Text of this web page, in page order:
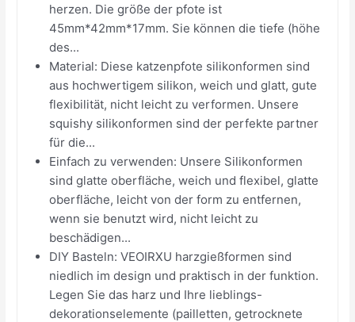
herzen. Die größe der pfote ist
45mm*42mm*17mm. Sie können die tiefe (höhe
des...
Material: Diese katzenpfote silikonformen sind
aus hochwertigem silikon, weich und glatt, gute
flexibilität, nicht leicht zu verformen. Unsere
squishy silikonformen sind der perfekte partner
für die...
Einfach zu verwenden: Unsere Silikonformen
sind glatte oberfläche, weich und flexibel, glatte
oberfläche, leicht von der form zu entfernen,
wenn sie benutzt wird, nicht leicht zu
beschädigen...
DIY Basteln: VEOIRXU harzgießformen sind
niedlich im design und praktisch in der funktion.
Legen Sie das harz und Ihre lieblings-
dekorationselemente (pailletten, getrocknete